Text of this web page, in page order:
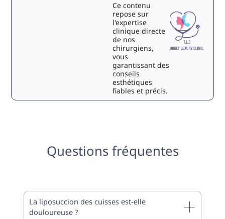
Ce contenu
repose sur
l'expertise
clinique directe
de nos
chirurgiens,
vous
garantissant des
conseils
esthétiques
fiables et précis.
Questions fréquentes
La liposuccion des cuisses est-elle
douloureuse ?